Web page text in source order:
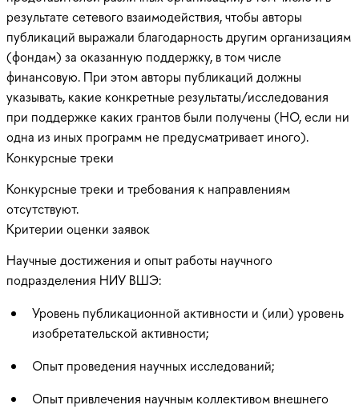
результате сетевого взаимодействия, чтобы авторы
публикаций выражали благодарность другим организациям
(фондам) за оказанную поддержку, в том числе
финансовую. При этом авторы публикаций должны
указывать, какие конкретные результаты/исследования
при поддержке каких грантов были получены (НО, если ни
одна из иных программ не предусматривает иного).
Конкурсные треки
Конкурсные треки и требования к направлениям
отсутствуют.
Критерии оценки заявок
Научные достижения и опыт работы научного
подразделения НИУ ВШЭ:
Уровень публикационной активности и (или) уровень
изобретательской активности;
Опыт проведения научных исследований;
Опыт привлечения научным коллективом внешнего